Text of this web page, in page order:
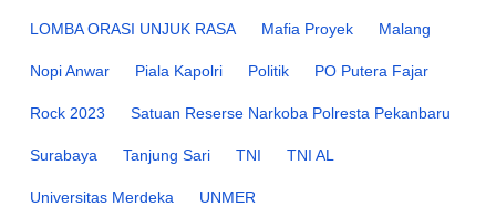
LOMBA ORASI UNJUK RASA Mafia Proyek Malang
Nopi Anwar Piala Kapolri Politik PO Putera Fajar
Rock 2023 Satuan Reserse Narkoba Polresta Pekanbaru
Surabaya Tanjung Sari TNI TNI AL
Universitas Merdeka UNMER